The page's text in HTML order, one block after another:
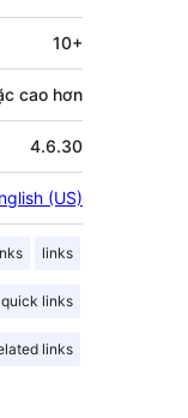
10+
cao hơn
4.6.30
(US)
links
quick links
links